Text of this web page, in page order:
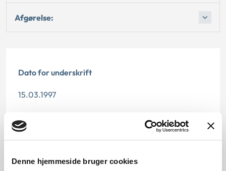
Denne hjemmeside bruger cookies
Afgørelse:
Dato for underskrift
15.03.1997
12.07.2013
Paragraf